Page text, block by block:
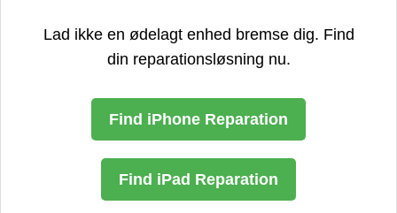
Lad ikke en ødelagt enhed bremse dig. Find
din reparationsløsning nu.
Find iPhone Reparation
Find iPad Reparation